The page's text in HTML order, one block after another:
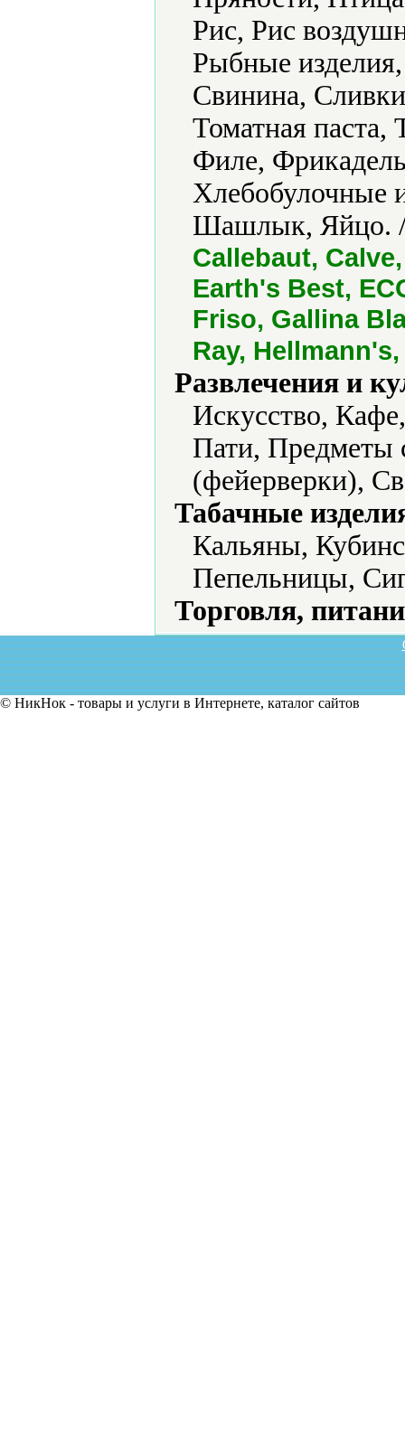
Рис, Рис
Рыбные
Свинина,
Томатная
Филе,
Хлебобулочные
Шашлык, Яйцо.
Callebaut,
Earth's Best,
Friso, Gallina
Ray,
Развлечения и
Искусство,
Пати, Предметы
(фейерверки),
Табачные
Кальяны,
Пепельницы,
Торговля,
© НикНок - товары и услуги в Интернете, каталог сайтов